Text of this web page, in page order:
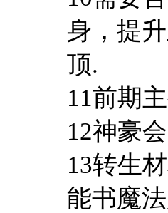
身，提
顶.
11前期
12神豪
13转生
能书魔